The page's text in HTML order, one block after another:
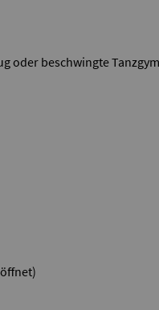
oder beschwingte